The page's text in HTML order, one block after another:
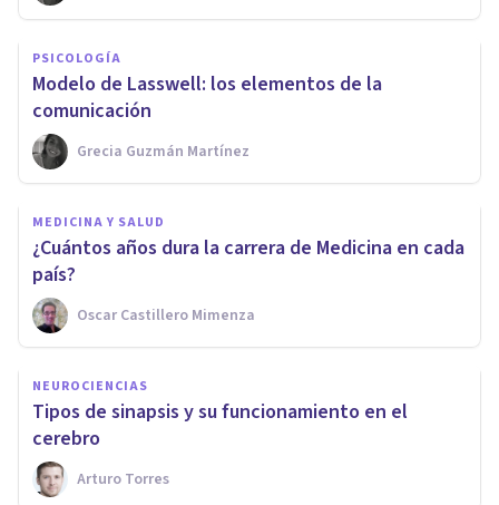
PSICOLOGÍA
Modelo de Lasswell: los elementos de la
comunicación
Grecia Guzmán Martínez
MEDICINA Y SALUD
¿Cuántos años dura la carrera de Medicina en cada
país?
Oscar Castillero Mimenza
NEUROCIENCIAS
Tipos de sinapsis y su funcionamiento en el
cerebro
Arturo Torres